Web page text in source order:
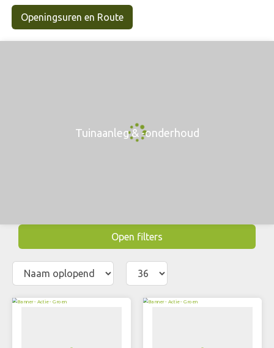
Openingsuren en Route
Tuinaanleg & -onderhoud
Open filters